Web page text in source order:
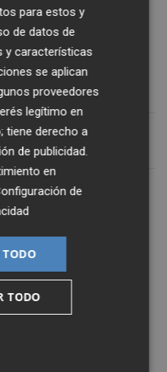
a la Dirección
organización con
para poder
de calidad".
para estos y
de datos de
y características
se aplican
proveedores
legítimo en
tiene derecho a
de publicidad
en
de
TODO
TODO